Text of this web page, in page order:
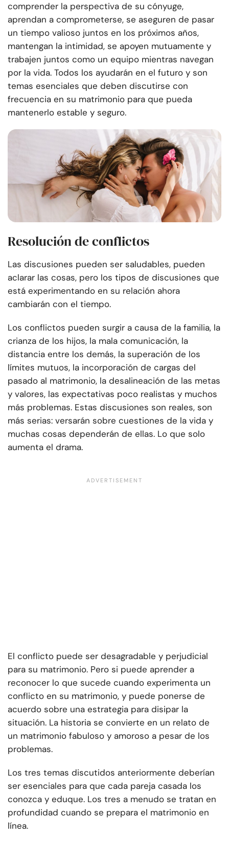
comprender la perspectiva de su cónyuge,
aprendan a comprometerse, se aseguren de pasar
un tiempo valioso juntos en los próximos años,
mantengan la intimidad, se apoyen mutuamente y
trabajen juntos como un equipo mientras navegan
por la vida. Todos los ayudarán en el futuro y son
temas esenciales que deben discutirse con
frecuencia en su matrimonio para que pueda
mantenerlo estable y seguro.
Resolución de conflictos
Las discusiones pueden ser saludables, pueden
aclarar las cosas, pero los tipos de discusiones que
está experimentando en su relación ahora
cambiarán con el tiempo.
Los conflictos pueden surgir a causa de la familia, la
crianza de los hijos, la mala comunicación, la
distancia entre los demás, la superación de los
límites mutuos, la incorporación de cargas del
pasado al matrimonio, la desalineación de las metas
y valores, las expectativas poco realistas y muchos
más problemas. Estas discusiones son reales, son
más serias: versarán sobre cuestiones de la vida y
muchas cosas dependerán de ellas. Lo que solo
aumenta el drama.
El conflicto puede ser desagradable y perjudicial
para su matrimonio. Pero si puede aprender a
reconocer lo que sucede cuando experimenta un
conflicto en su matrimonio, y puede ponerse de
acuerdo sobre una estrategia para disipar la
situación. La historia se convierte en un relato de
un matrimonio fabuloso y amoroso a pesar de los
problemas.
Los tres temas discutidos anteriormente deberían
ser esenciales para que cada pareja casada los
conozca y eduque. Los tres a menudo se tratan en
profundidad cuando se prepara el matrimonio en
línea.